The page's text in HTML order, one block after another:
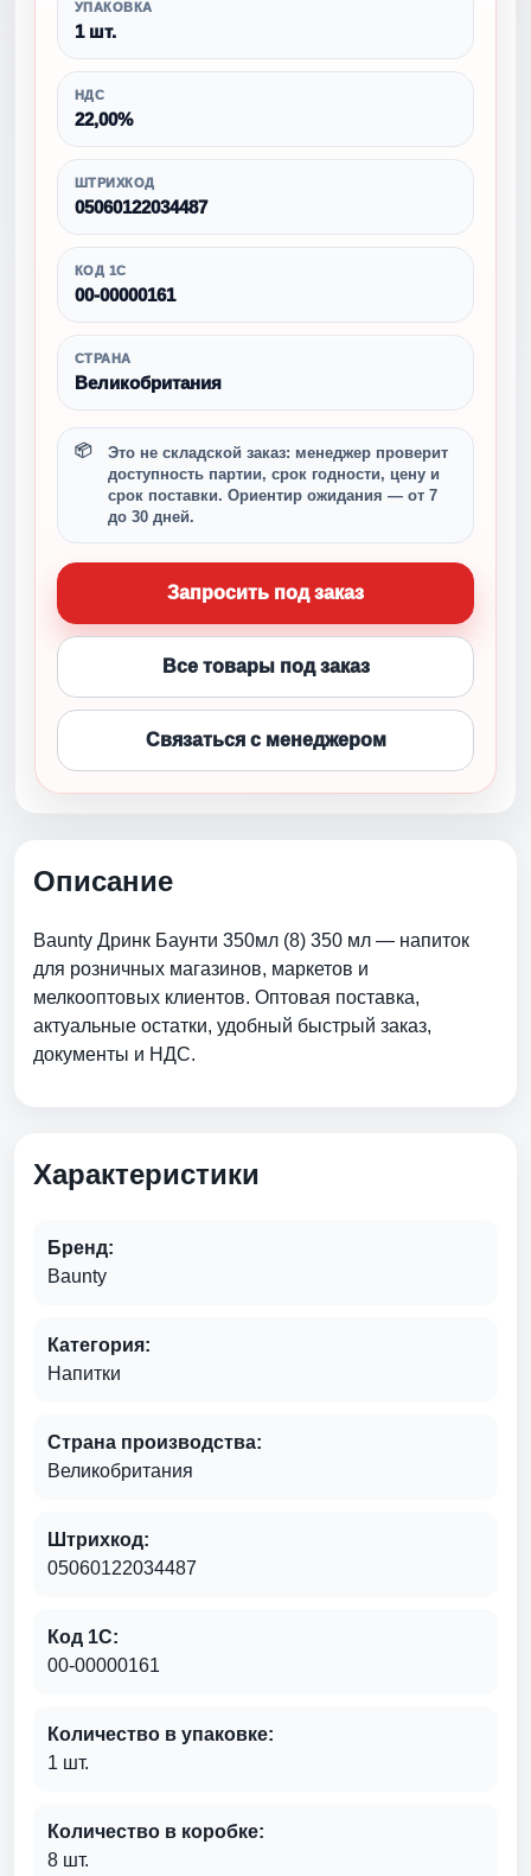
УПАКОВКА
1 шт.
НДС
22,00%
ШТРИХКОД
05060122034487
КОД 1С
00-00000161
СТРАНА
Великобритания
Это не складской заказ: менеджер проверит
доступность партии, срок годности, цену и
срок поставки. Ориентир ожидания — от 7
до 30 дней.
Запросить под заказ
Все товары под заказ
Связаться с менеджером
Описание
Baunty Дринк Баунти 350мл (8) 350 мл — напиток
для розничных магазинов, маркетов и
мелкооптовых клиентов. Оптовая поставка,
актуальные остатки, удобный быстрый заказ,
документы и НДС.
Характеристики
Бренд:
Baunty
Категория:
Напитки
Страна производства:
Великобритания
Штрихкод:
05060122034487
Код 1С:
00-00000161
Количество в упаковке:
1 шт.
Количество в коробке:
8 шт.